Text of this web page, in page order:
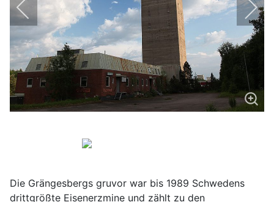
Die Grängesbergs gruvor war bis 1989 Schwedens
drittgrößte Eisenerzmine und zählt zu den